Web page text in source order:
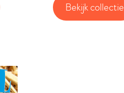
Bekijk collectie